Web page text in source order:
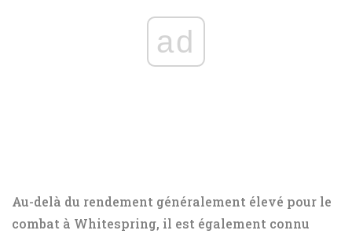
ad
Au-delà du rendement généralement élevé pour le
combat à Whitespring, il est également connu